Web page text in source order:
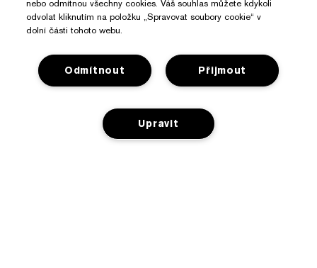
Potřebujete Pomoc?
nebo odmítnou všechny cookies. Váš souhlas můžete kdykoli
odvolat kliknutím na položku „Spravovat soubory cookie“ v
dolní části tohoto webu.
Přijmout
Odmítnout
Upravit